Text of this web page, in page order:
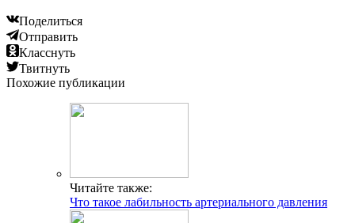
Поделиться
Отправить
Класснуть
Твитнуть
Похожие публикации
Читайте также:
Что такое лабильность артериального давления